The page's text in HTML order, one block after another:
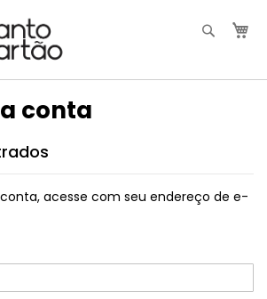
conta
acesse com seu endereço de e-